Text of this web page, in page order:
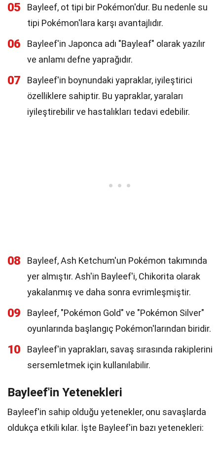
05
Bayleef, ot tipi bir Pokémon'dur. Bu nedenle su
tipi Pokémon'lara karşı avantajlıdır.
06
Bayleef'in Japonca adı "Bayleaf" olarak yazılır
ve anlamı defne yaprağıdır.
07
Bayleef'in boynundaki yapraklar, iyileştirici
özelliklere sahiptir. Bu yapraklar, yaraları
iyileştirebilir ve hastalıkları tedavi edebilir.
08
Bayleef, Ash Ketchum'un Pokémon takımında
yer almıştır. Ash'in Bayleef'i, Chikorita olarak
yakalanmış ve daha sonra evrimleşmiştir.
09
Bayleef, "Pokémon Gold" ve "Pokémon Silver"
oyunlarında başlangıç Pokémon'larından biridir.
10
Bayleef'in yaprakları, savaş sırasında rakiplerini
sersemletmek için kullanılabilir.
Bayleef'in Yetenekleri
Bayleef'in sahip olduğu yetenekler, onu savaşlarda
oldukça etkili kılar. İşte Bayleef'in bazı yetenekleri: